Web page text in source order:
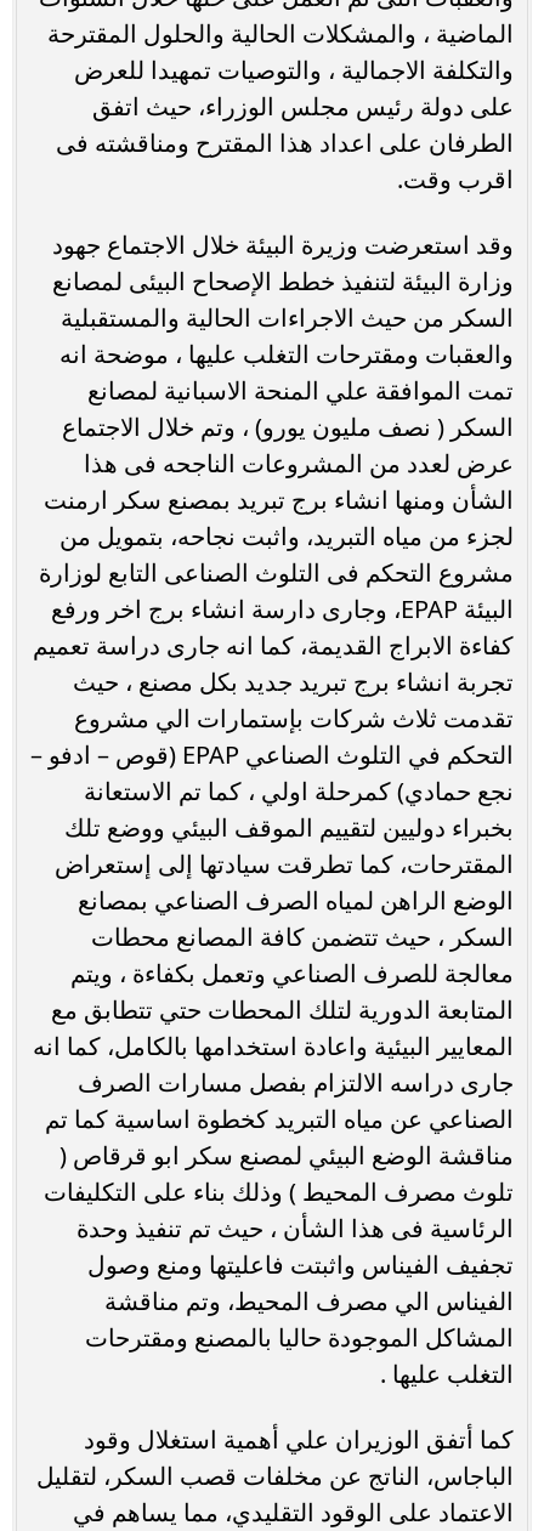
الماضية ، والمشكلات الحالية والحلول المقترحة
والتكلفة الاجمالية ، والتوصيات تمهيدا للعرض
على دولة رئيس مجلس الوزراء، حيث اتفق
الطرفان على اعداد هذا المقترح ومناقشته فى
اقرب وقت.
وقد استعرضت وزيرة البيئة خلال الاجتماع جهود
وزارة البيئة لتنفيذ خطط الإصحاح البيئى لمصانع
السكر من حيث الاجراءات الحالية والمستقبلية
والعقبات ومقترحات التغلب عليها ، موضحة انه
تمت الموافقة علي المنحة الاسبانية لمصانع
السكر ( نصف مليون يورو) ، وتم خلال الاجتماع
عرض لعدد من المشروعات الناجحه فى هذا
الشأن ومنها انشاء برج تبريد بمصنع سكر ارمنت
لجزء من مياه التبريد، واثبت نجاحه، بتمويل من
مشروع التحكم فى التلوث الصناعى التابع لوزارة
البيئة EPAP، وجارى دارسة انشاء برج اخر ورفع
كفاءة الابراج القديمة، كما انه جارى دراسة تعميم
تجربة انشاء برج تبريد جديد بكل مصنع ، حيث
تقدمت ثلاث شركات بإستمارات الي مشروع
التحكم في التلوث الصناعي EPAP (قوص – ادفو –
نجع حمادي) كمرحلة اولي ، كما تم الاستعانة
بخبراء دوليين لتقييم الموقف البيئي ووضع تلك
المقترحات، كما تطرقت سيادتها إلى إستعراض
الوضع الراهن لمياه الصرف الصناعي بمصانع
السكر ، حيث تتضمن كافة المصانع محطات
معالجة للصرف الصناعي وتعمل بكفاءة ، ويتم
المتابعة الدورية لتلك المحطات حتي تتطابق مع
المعايير البيئية واعادة استخدامها بالكامل، كما انه
جارى دراسه الالتزام بفصل مسارات الصرف
الصناعي عن مياه التبريد كخطوة اساسية كما تم
مناقشة الوضع البيئي لمصنع سكر ابو قرقاص (
تلوث مصرف المحيط ) وذلك بناء على التكليفات
الرئاسية فى هذا الشأن ، حيث تم تنفيذ وحدة
تجفيف الفيناس واثبتت فاعليتها ومنع وصول
الفيناس الي مصرف المحيط، وتم مناقشة
المشاكل الموجودة حاليا بالمصنع ومقترحات
التغلب عليها .
كما أتفق الوزيران علي أهمية استغلال وقود
الباجاس، الناتج عن مخلفات قصب السكر، لتقليل
الاعتماد على الوقود التقليدي، مما يساهم في